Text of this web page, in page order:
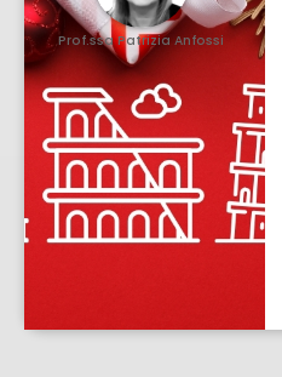
Prof.ssa Patrizia Anfossi